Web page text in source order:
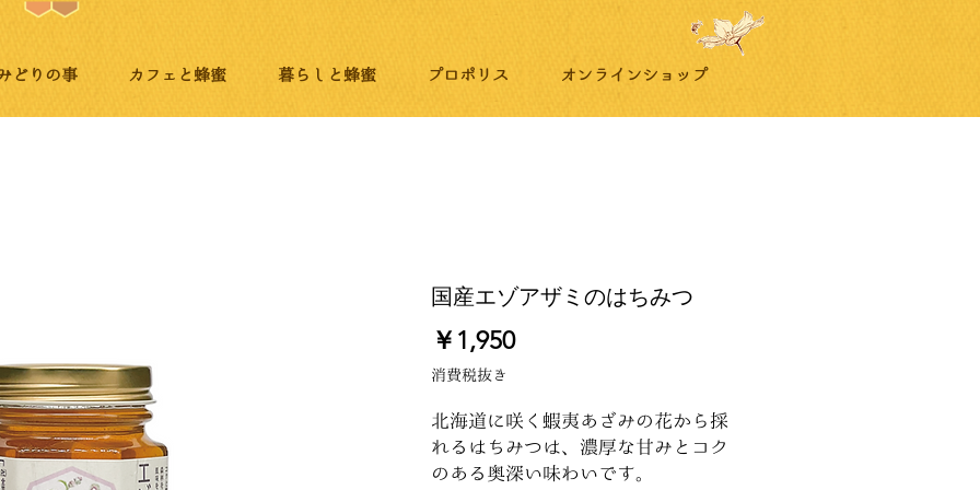
どりの事 カフェと蜂蜜 暮らしと蜂蜜 プロポリス オンラインショップ
国産エゾアザミのはちみつ
￥1,950価
消費税抜き
北海道に咲く蝦夷あざみの花から採
れるはちみつは、濃厚な甘みとコク
のある奥深い味わいです。